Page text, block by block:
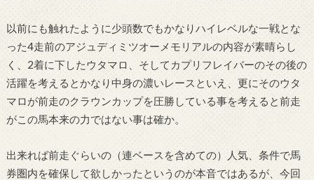
以前にも触れたように少頭数でもかなりハイレベルな一戦とな
った4走前のアジュディミツオーメモリアルの内容が素晴らし
く、2着に下したウタマロ、そしてカプリフレイバーのその後の
活躍を考えるとかなり中身の濃いレースといえ、更にそのウタ
マロが前走のクラウンカップを圧勝している事を考えると前走
がこの馬本来の力ではない事は確か。
出来れば前走ぐらいの（連ベースを含めての）人気、条件で馬
券圏内を確保して欲しかったというのが本音ではあるが、今回